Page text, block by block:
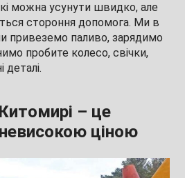
можна усунути швидко, але
стороння допомога. Ми в
привеземо паливо, зарядимо
пробите колесо, свічки,
деталі.
– це
ціною